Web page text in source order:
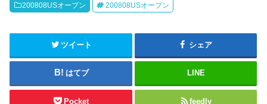
200808USオープン 200808USオープン
ツイート シェア
はてブ LINE
Pocket feedly